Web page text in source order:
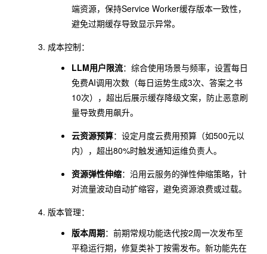
端资源，保持Service Worker缓存版本一致性，
避免过期缓存导致显示异常。
成本控制：
LLM用户限流：综合使用场景与频率，设置每日
免费AI调用次数（每日运势生成3次、答案之书
10次），超出后展示缓存降级文案，防止恶意刷
量导致费用飙升。
云资源预算：设定月度云费用预算（如500元以
内），超出80%时触发通知运维负责人。
资源弹性伸缩：沿用云服务的弹性伸缩策略，针
对流量波动自动扩缩容，避免资源浪费或过载。
版本管理：
版本周期：前期常规功能迭代按2周一次发布至
平稳运行期，修复类补丁按需发布。新功能先在